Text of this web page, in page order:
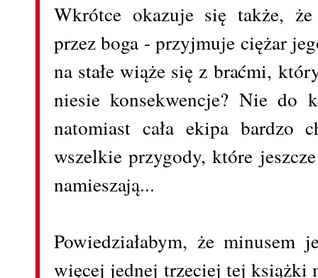
Wkrótce okazuje się także,
przez boga - przyjmuje ciężar
na stałe wiąże się z braćmi,
niesie konsekwencje? Nie do
natomiast cała ekipa bardzo
wszelkie przygody, które
namieszają...
Powiedziałabym, że
więcej jednej trzeciej tej książki